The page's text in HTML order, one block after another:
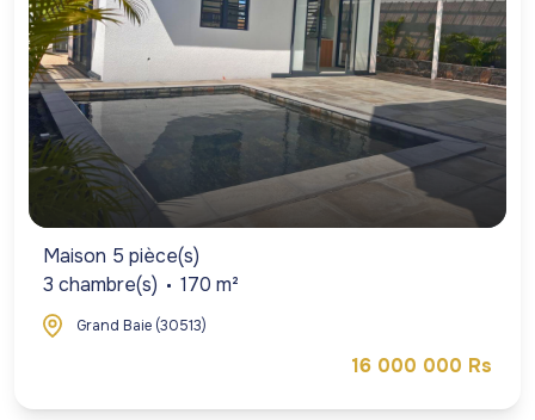
Maison 5 pièce(s)
3 chambre(s)
170 m²
Grand Baie (30513)
16 000 000 Rs